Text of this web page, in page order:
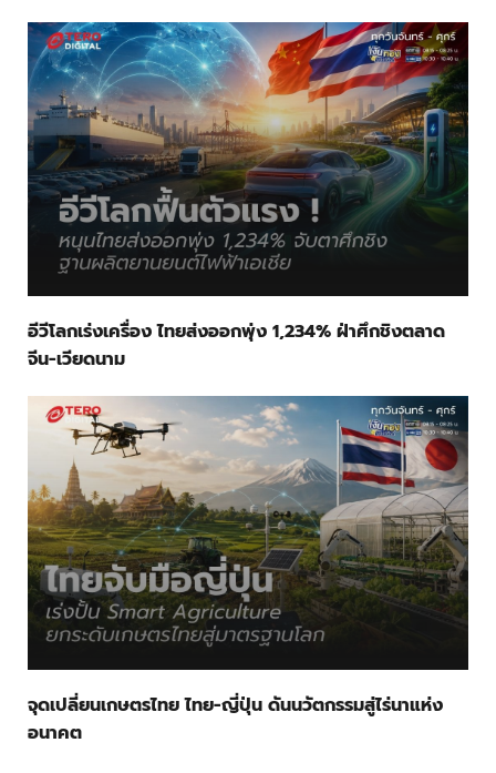
อีวีโลกเร่งเครื่อง ไทยส่งออกพุ่ง 1,234% ฝ่าศึกชิงตลาด
จีน-เวียดนาม
จุดเปลี่ยนเกษตรไทย ไทย-ญี่ปุ่น ดันนวัตกรรมสู่ไร่นาแห่ง
อนาคต